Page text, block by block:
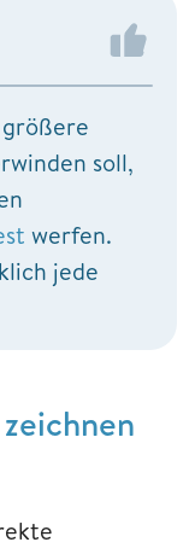
soll,
werfen.
jede